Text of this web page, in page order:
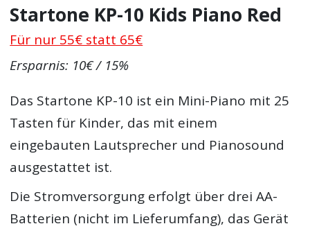
Startone KP-10 Kids Piano Red
Für nur 55€ statt 65€
Ersparnis: 10€ / 15%
Das Startone KP-10 ist ein Mini-Piano mit 25
Tasten für Kinder, das mit einem
eingebauten Lautsprecher und Pianosound
ausgestattet ist.
Die Stromversorgung erfolgt über drei AA-
Batterien (nicht im Lieferumfang), das Gerät